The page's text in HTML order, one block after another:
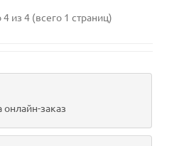
из 4 (всего 1 страниц)
онлайн-заказ